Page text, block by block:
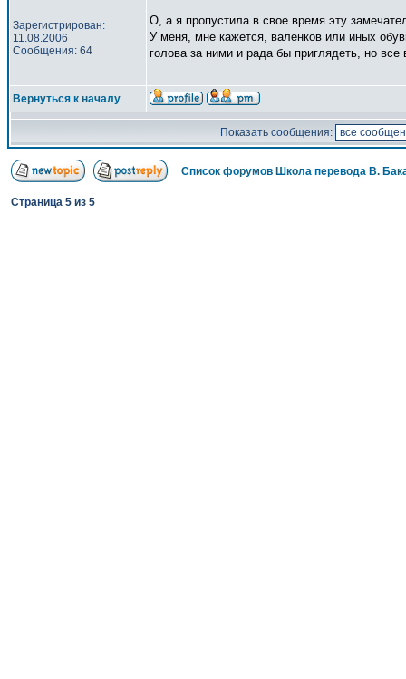
Зарегистрирован:
11.08.2006
Сообщения: 64
О, а я пропустила в свое время эту
У меня, мне кажется, валенков или иных
голова за ними и рада бы приглядеть, но все
Вернуться к началу
Показать сообщения:
Список форумов Школа перевода В.
Страница 5 из 5